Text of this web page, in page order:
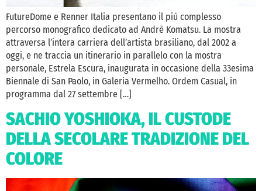
FutureDome e Renner Italia presentano il più complesso
percorso monografico dedicato ad Andrè Komatsu. La mostra
attraversa l’intera carriera dell’artista brasiliano, dal 2002 a
oggi, e ne traccia un itinerario in parallelo con la mostra
personale, Estrela Escura, inaugurata in occasione della 33esima
Biennale di San Paolo, in Galeria Vermelho. Ordem Casual, in
programma dal 27 settembre […]
SACHIO YOSHIOKA, IL CUSTODE
DELLA SECOLARE TRADIZIONE DEL
COLORE